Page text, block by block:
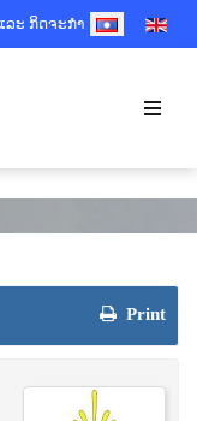
ລະ ກິດຈະກຳSELECT YOUR
Print